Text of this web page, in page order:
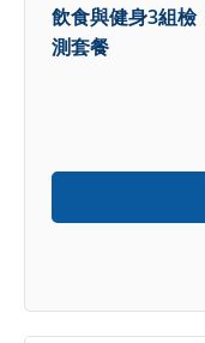
飲食與健身3組檢
測套餐